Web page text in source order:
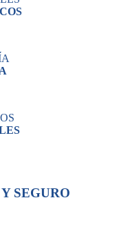
SEGURO